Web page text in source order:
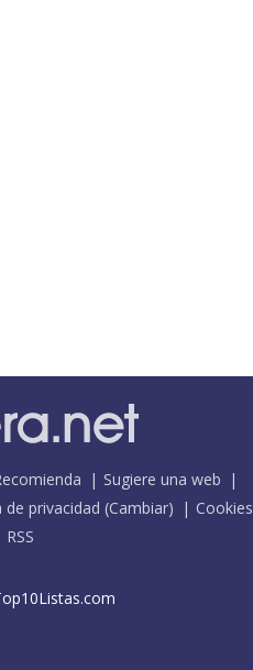
Sugiere una web
de privacidad (Cambiar)
Cookies
RSS